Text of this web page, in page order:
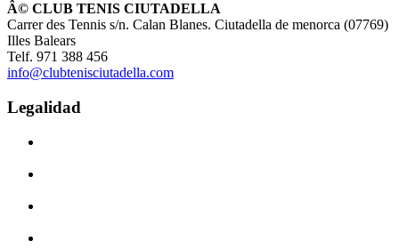
Â© CLUB TENIS CIUTADELLA
Carrer des Tennis s/n. Calan Blanes. Ciutadella de menorca (07769)
Illes Balears
Telf. 971 388 456
info@clubtenisciutadella.com
Legalidad